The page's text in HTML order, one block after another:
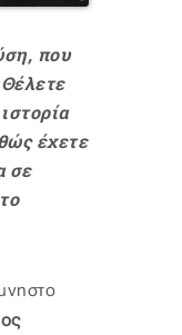
που
έχετε
σε